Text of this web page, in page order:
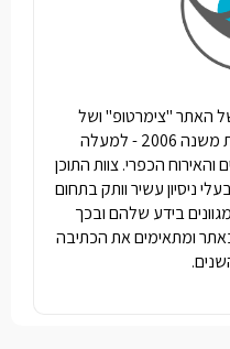
האתר "צימרטופ" ושל
פורטלי תיירות נוספים. החברה קיימת משנה 2006 - למעלה
והאירוח הכפרי. צוות התוכן
ניסיון עשיר וותק בתחום
בידע שלהם ובכך
ומתאימים את הכתיבה